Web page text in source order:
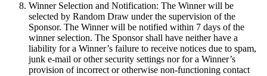
Winner Selection and Notification: The Winner will be
selected by Random Draw under the supervision of the
Sponsor. The Winner will be notified within 7 days of the
winner selection. The Sponsor shall have neither have a
liability for a Winner’s failure to receive notices due to spam,
junk e-mail or other security settings nor for a Winner’s
provision of incorrect or otherwise non-functioning contact